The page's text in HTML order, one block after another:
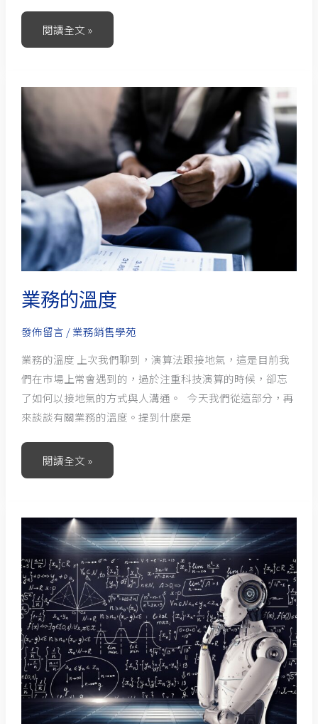
閱讀全文 »
業務的溫度
發佈留言 /業務銷售學苑
業務的溫度 上次我們聊到，演算法跟接地氣，這是目前我
們在市場上常會遇到的，過於注重科技演算的時候，卻忘
了如何以接地氣的方式與人溝通。 今天我們從這部分，再
來談談有關業務的溫度。提到什麼是
務
溫
閱讀全文 »
地
氣
VS
演
算
法，
誰
重
要？